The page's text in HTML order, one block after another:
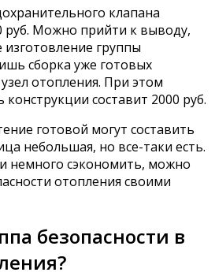
клапана
руб. Можно прийти к выводу,
изготовление группы
сборка уже готовых
отопления. При этом
составит 2000 руб.
готовой могут составить
небольшая, но все-таки есть.
немного сэкономить, можно
отопления своими
безопасности в